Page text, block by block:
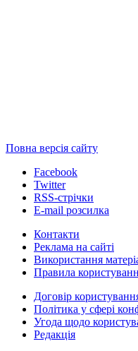
Повна версія сайту
Facebook
Twitter
RSS-стрічки
E-mail розсилка
Контакти
Реклама на сайті
Використання
Правила
Договір
Політика у сфері
Угода щодо
Редакція